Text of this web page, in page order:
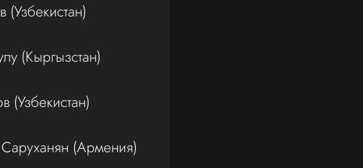
(Кыргызстан)
(Армения)